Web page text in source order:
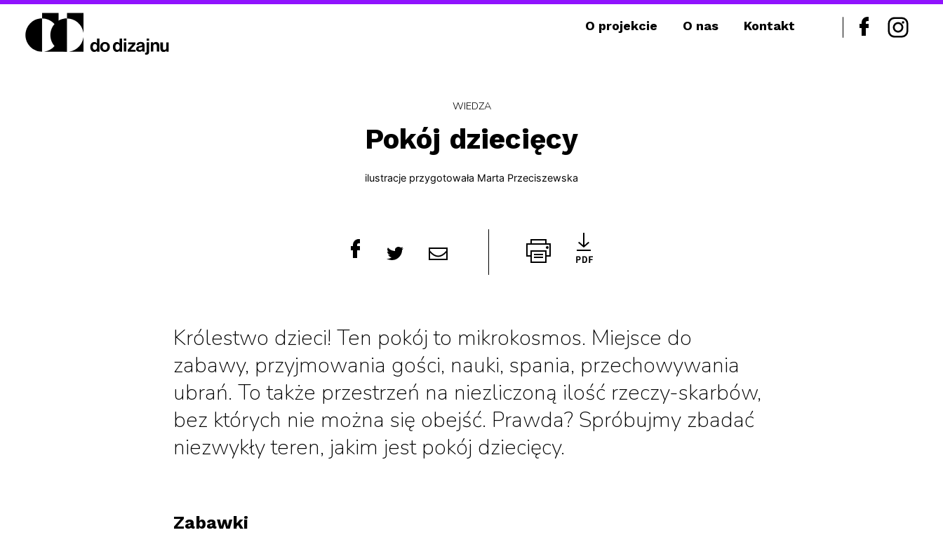
O projekcie O nas Kontakt
WIEDZA
Pokój dziecięcy
ilustracje przygotowała Marta Przeciszewska
Królestwo dzieci! Ten pokój to mikrokosmos. Miejsce do
zabawy, przyjmowania gości, nauki, spania, przechowywania
ubrań. To także przestrzeń na niezliczoną ilość rzeczy-skarbów,
bez których nie można się obejść. Prawda? Spróbujmy zbadać
niezwykły teren, jakim jest pokój dziecięcy.
Zabawki